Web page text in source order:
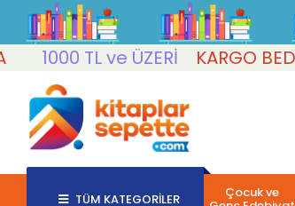
1000 TL ve ÜZERİ
KARGO BEDAVA
TÜM KATEGORİLER Çocuk ve